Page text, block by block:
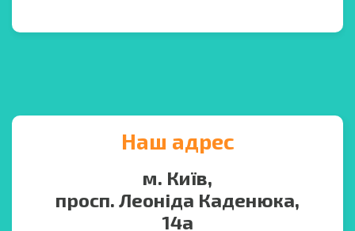
Наш адрес
м. Київ,
просп. Леоніда Каденюка,
14а